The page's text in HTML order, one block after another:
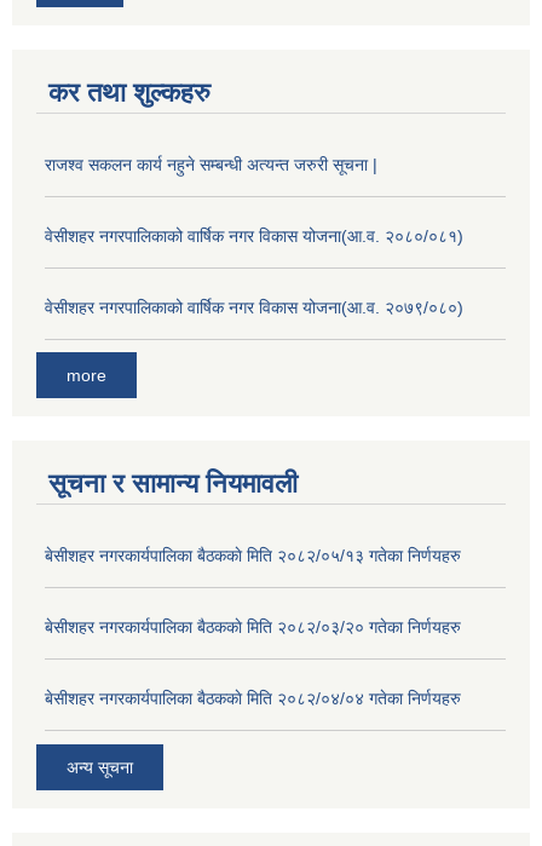
कर तथा शुल्कहरु
राजश्व सकलन कार्य नहुने सम्बन्धी अत्यन्त जरुरी सूचना |
वेसीशहर नगरपालिकाको वार्षिक नगर विकास योजना(आ.व. २०८०/०८१)
वेसीशहर नगरपालिकाको वार्षिक नगर विकास योजना(आ.व. २०७९/०८०)
more
सूचना र सामान्य नियमावली
बे‍‍सीशहर नगरकार्यपालिका बैठककाे मिति २०८२/०५/१३ गतेका निर्णयहरु
बे‍‍सीशहर नगरकार्यपालिका बैठककाे मिति २०८२/०३/२० गतेका निर्णयहरु
बे‍‍सीशहर नगरकार्यपालिका बैठककाे मिति २०८२/०४/०४ गतेका निर्णयहरु
अन्य सूचना